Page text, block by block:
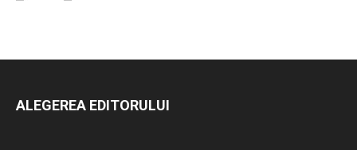
ALEGEREA EDITORULUI